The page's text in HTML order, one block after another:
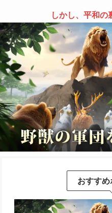
しかし、平和の
おすすめ